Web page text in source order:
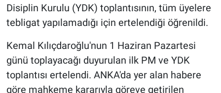
Disiplin Kurulu (YDK) toplantısının, tüm üyelere
tebligat yapılamadığı için ertelendiği öğrenildi.
Kemal Kılıçdaroğlu'nun 1 Haziran Pazartesi
günü toplayacağı duyurulan ilk PM ve YDK
toplantısı ertelendi. ANKA'da yer alan habere
göre mahkeme kararıyla göreve getirilen